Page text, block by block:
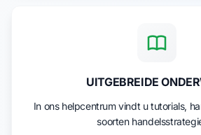
UITGEBREIDE
In ons helpcentrum vindt u tutorials,
soorten